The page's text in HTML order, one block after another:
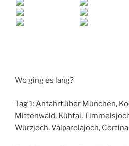
Wo ging es lang?
Tag 1: Anfahrt über München,
Mittenwald, Kühtai,
Würzjoch, Valparolajoch, Cortina